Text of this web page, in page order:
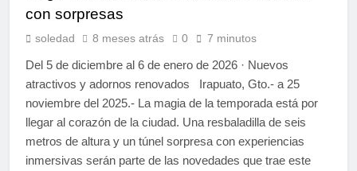
con sorpresas
soledad 8 meses atrás 0 7 minutos
Del 5 de diciembre al 6 de enero de 2026 · Nuevos
atractivos y adornos renovados Irapuato, Gto.- a 25
noviembre del 2025.- La magia de la temporada está por
llegar al corazón de la ciudad. Una resbaladilla de seis
metros de altura y un túnel sorpresa con experiencias
inmersivas serán parte de las novedades que trae este